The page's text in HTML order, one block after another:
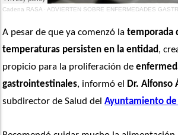
Cadena RASA ·ADVIERTEN SOBRE ENFERMEDADES
A pesar de que ya comenzó la temporada
temperaturas persisten en la entidad,
propicio para la proliferación de
gastrointestinales, informó el Dr. Alfonso
subdirector de Salud del Ayuntamiento